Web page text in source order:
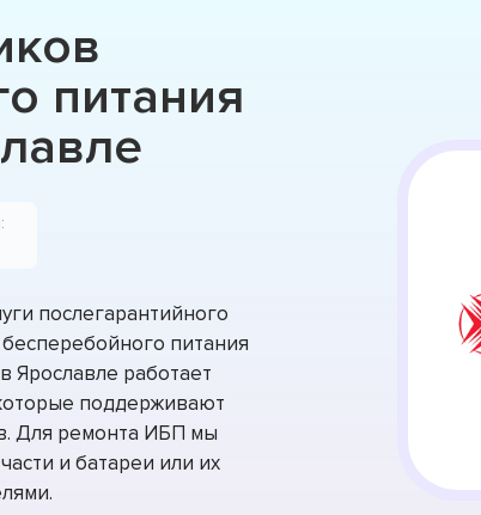
питания
послегарантийного
питания
Ярославле работает
поддерживают
Для ремонта ИБП мы
и батареи или их